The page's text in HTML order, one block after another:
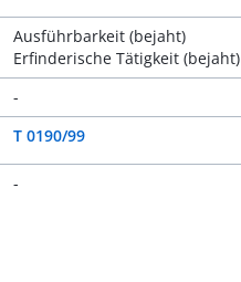
Ausführbarkeit (bejaht)
Erfinderische Tätigkeit (bejaht)
-
T 0190/99
-